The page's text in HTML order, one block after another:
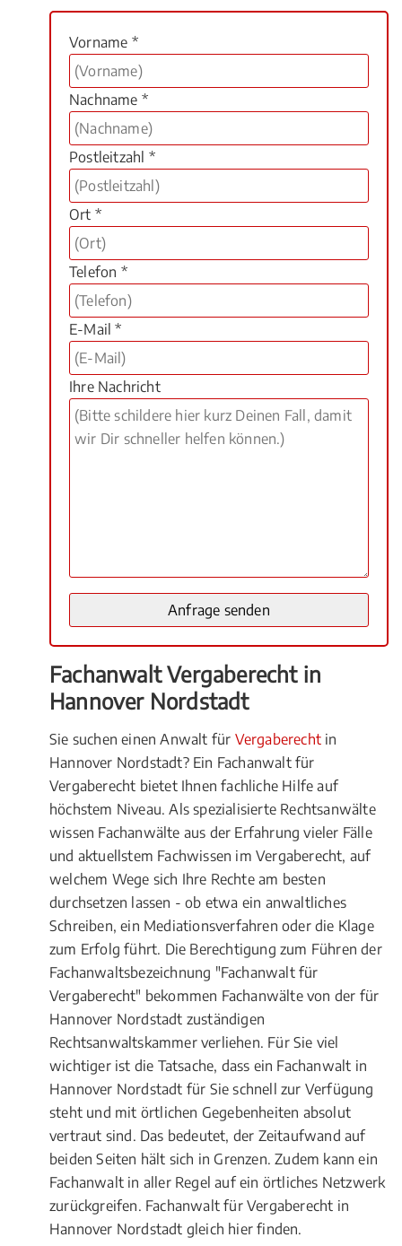
Vorname *
Nachname *
Postleitzahl *
Ort *
Telefon *
E-Mail *
Ihre Nachricht
Fachanwalt Vergaberecht in
Hannover Nordstadt
Sie suchen einen Anwalt für Vergaberecht in
Hannover Nordstadt? Ein Fachanwalt für
Vergaberecht bietet Ihnen fachliche Hilfe auf
höchstem Niveau. Als spezialisierte Rechtsanwälte
wissen Fachanwälte aus der Erfahrung vieler Fälle
und aktuellstem Fachwissen im Vergaberecht, auf
welchem Wege sich Ihre Rechte am besten
durchsetzen lassen - ob etwa ein anwaltliches
Schreiben, ein Mediationsverfahren oder die Klage
zum Erfolg führt. Die Berechtigung zum Führen der
Fachanwaltsbezeichnung "Fachanwalt für
Vergaberecht" bekommen Fachanwälte von der für
Hannover Nordstadt zuständigen
Rechtsanwaltskammer verliehen. Für Sie viel
wichtiger ist die Tatsache, dass ein Fachanwalt in
Hannover Nordstadt für Sie schnell zur Verfügung
steht und mit örtlichen Gegebenheiten absolut
vertraut sind. Das bedeutet, der Zeitaufwand auf
beiden Seiten hält sich in Grenzen. Zudem kann ein
Fachanwalt in aller Regel auf ein örtliches Netzwerk
zurückgreifen. Fachanwalt für Vergaberecht in
Hannover Nordstadt gleich hier finden.